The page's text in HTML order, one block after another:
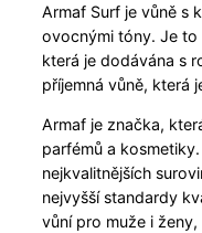
Armaf Surf je vůně s
ovocnými tóny. Je to
která je dodávána s
příjemná vůně, která
Armaf je značka,
parfémů a
nejkvalitnějších
nejvyšší standardy
vůní pro muže i